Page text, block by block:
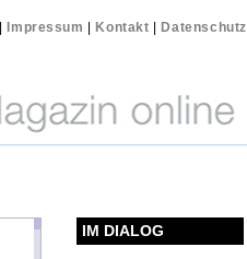
Impressum Kontakt Datenschutz
IM DIALOG